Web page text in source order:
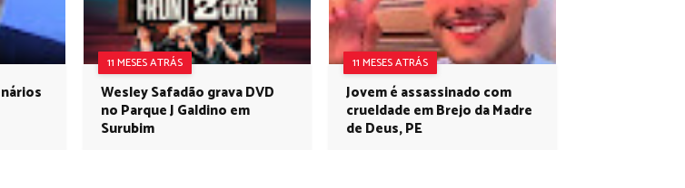
11 MESES ATRÁS
Wesley Safadão grava DVD
no Parque J Galdino em
Surubim
11 MESES ATRÁS
Jovem é assassinado com
crueldade em Brejo da Madre
de Deus, PE